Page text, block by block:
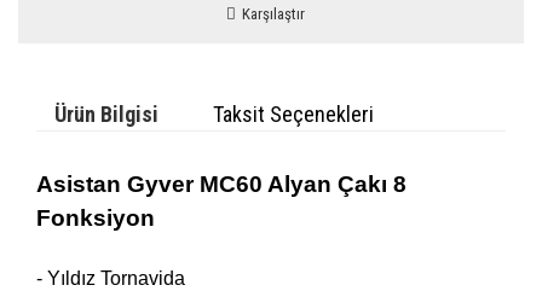
Karşılaştır
Ürün Bilgisi Taksit Seçenekleri
Asistan Gyver MC60 Alyan Çakı 8
Fonksiyon
- Yıldız Tornavida